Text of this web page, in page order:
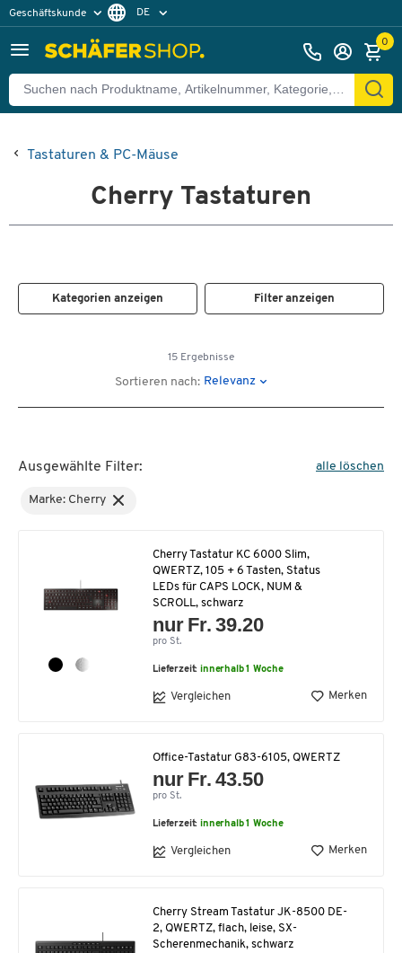
Geschäftskunde DE
0
Tastaturen & PC-Mäuse
Cherry Tastaturen
Kategorien anzeigen Filter anzeigen
15 Ergebnisse
Sortieren nach: Relevanz
Ausgewählte Filter: alle löschen
Marke: Cherry
Cherry Tastatur KC 6000 Slim,
QWERTZ, 105 + 6 Tasten, Status
LEDs für CAPS LOCK, NUM &
SCROLL, schwarz
nur Fr. 39.20
pro St.
Lieferzeit:innerhalb 1 Woche
Vergleichen Merken
Office-Tastatur G83-6105, QWERTZ
nur Fr. 43.50
pro St.
Lieferzeit:innerhalb 1 Woche
Vergleichen Merken
Cherry Stream Tastatur JK-8500 DE-
2, QWERTZ, flach, leise, SX-
Scherenmechanik, schwarz